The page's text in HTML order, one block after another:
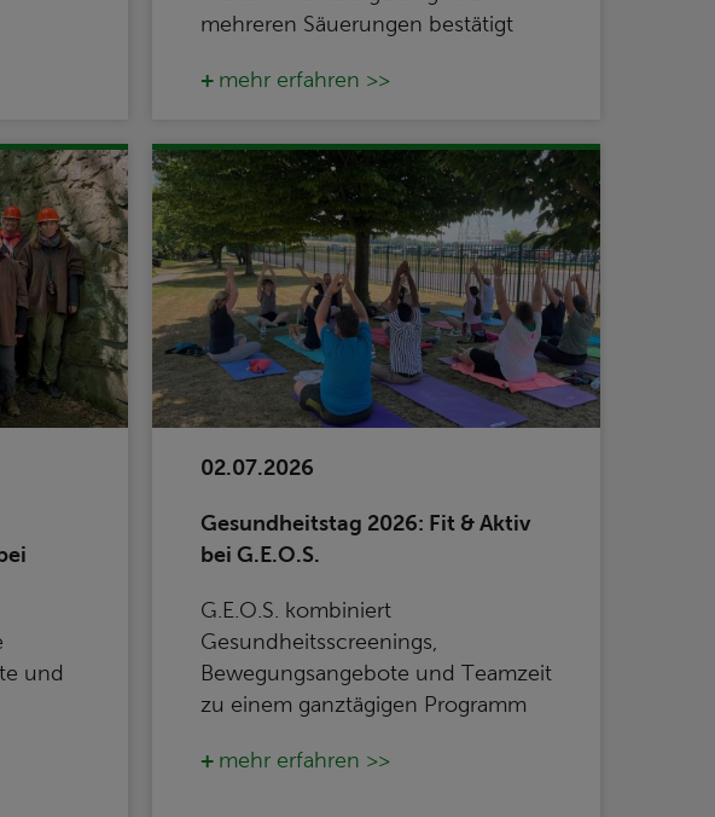
mehreren Säuerungen bestätigt
mehr erfahren >>
und
02.07.2026
Gesundheitstag 2026: Fit & Aktiv
bei G.E.O.S.
G.E.O.S. kombiniert
Gesundheitsscreenings,
Bewegungsangebote und Teamzeit
zu einem ganztägigen Programm
mehr erfahren >>